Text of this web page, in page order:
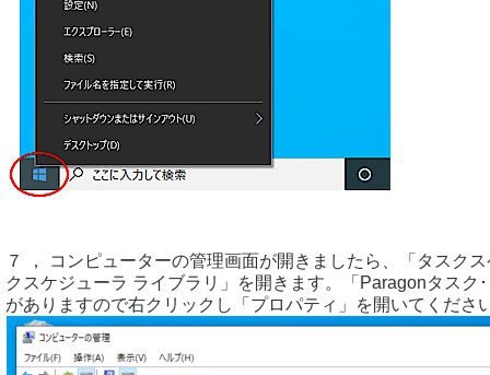
７ ， コンピューターの管理画面が開きましたら、「タスク
クスケジューラ ライブラリ」を開きます。「Paragonタスク
がありますので右クリックし「プロパティ」を開いてくださ